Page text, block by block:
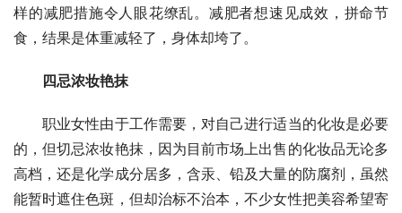
样的减肥措施令人眼花缭乱。减肥者想速见成效，拼命节
食，结果是体重减轻了，身体却垮了。
四忌浓妆艳抹
职业女性由于工作需要，对自己进行适当的化妆是必要
的，但切忌浓妆艳抹，因为目前市场上出售的化妆品无论多
高档，还是化学成分居多，含汞、铅及大量的防腐剂，虽然
能暂时遮住色斑，但却治标不治本，不少女性把美容希望寄